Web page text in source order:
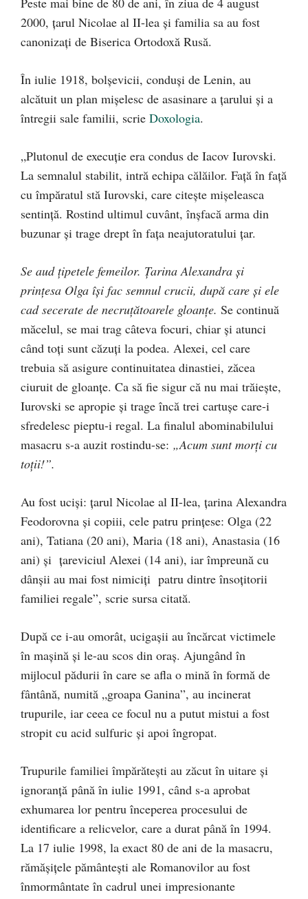
2000, ţarul Nicolae al II-lea și familia sa au fost
canonizaţi de Biserica Ortodoxă Rusă.
În iulie 1918, bolşevicii, conduşi de Lenin, au
alcătuit un plan mişelesc de asasinare a ţarului şi a
întregii sale familii, scrie Doxologia.
„Plutonul de execuţie era condus de Iacov Iurovski.
La semnalul stabilit, intră echipa călăilor. Faţă în faţă
cu împăratul stă Iurovski, care citeşte mişeleasca
sentinţă. Rostind ultimul cuvânt, înşfacă arma din
buzunar şi trage drept în faţa neajutoratului ţar.
Se aud ţipetele femeilor. Ţarina Alexandra şi
prinţesa Olga îşi fac semnul crucii, după care şi ele
cad secerate de necruţătoarele gloanţe. Se continuă
măcelul, se mai trag câteva focuri, chiar şi atunci
când toţi sunt căzuţi la podea. Alexei, cel care
trebuia să asigure continuitatea dinastiei, zăcea
ciuruit de gloanţe. Ca să fie sigur că nu mai trăieşte,
Iurovski se apropie şi trage încă trei cartușe care-i
sfredelesc pieptu-i regal. La finalul abominabilului
masacru s-a auzit rostindu-se: „Acum sunt morţi cu
toţii!”.
Au fost ucişi: ţarul Nicolae al II-lea, ţarina Alexandra
Feodorovna şi copiii, cele patru prinţese: Olga (22
ani), Tatiana (20 ani), Maria (18 ani), Anastasia (16
ani) şi ţareviciul Alexei (14 ani), iar împreună cu
dânşii au mai fost nimiciţi patru dintre însoțitorii
familiei regale”, scrie sursa citată.
După ce i-au omorât, ucigaşii au încărcat victimele
în maşină şi le-au scos din oraş. Ajungând în
mijlocul pădurii în care se afla o mină în formă de
fântână, numită „groapa Ganina”, au incinerat
trupurile, iar ceea ce focul nu a putut mistui a fost
stropit cu acid sulfuric şi apoi îngropat.
Trupurile familiei împărăteşti au zăcut în uitare şi
ignoranţă până în iulie 1991, când s-a aprobat
exhumarea lor pentru începerea procesului de
identificare a relicvelor, care a durat până în 1994.
La 17 iulie 1998, la exact 80 de ani de la masacru,
rămăşiţele pământeşti ale Romanovilor au fost
înmormântate în cadrul unei impresionante